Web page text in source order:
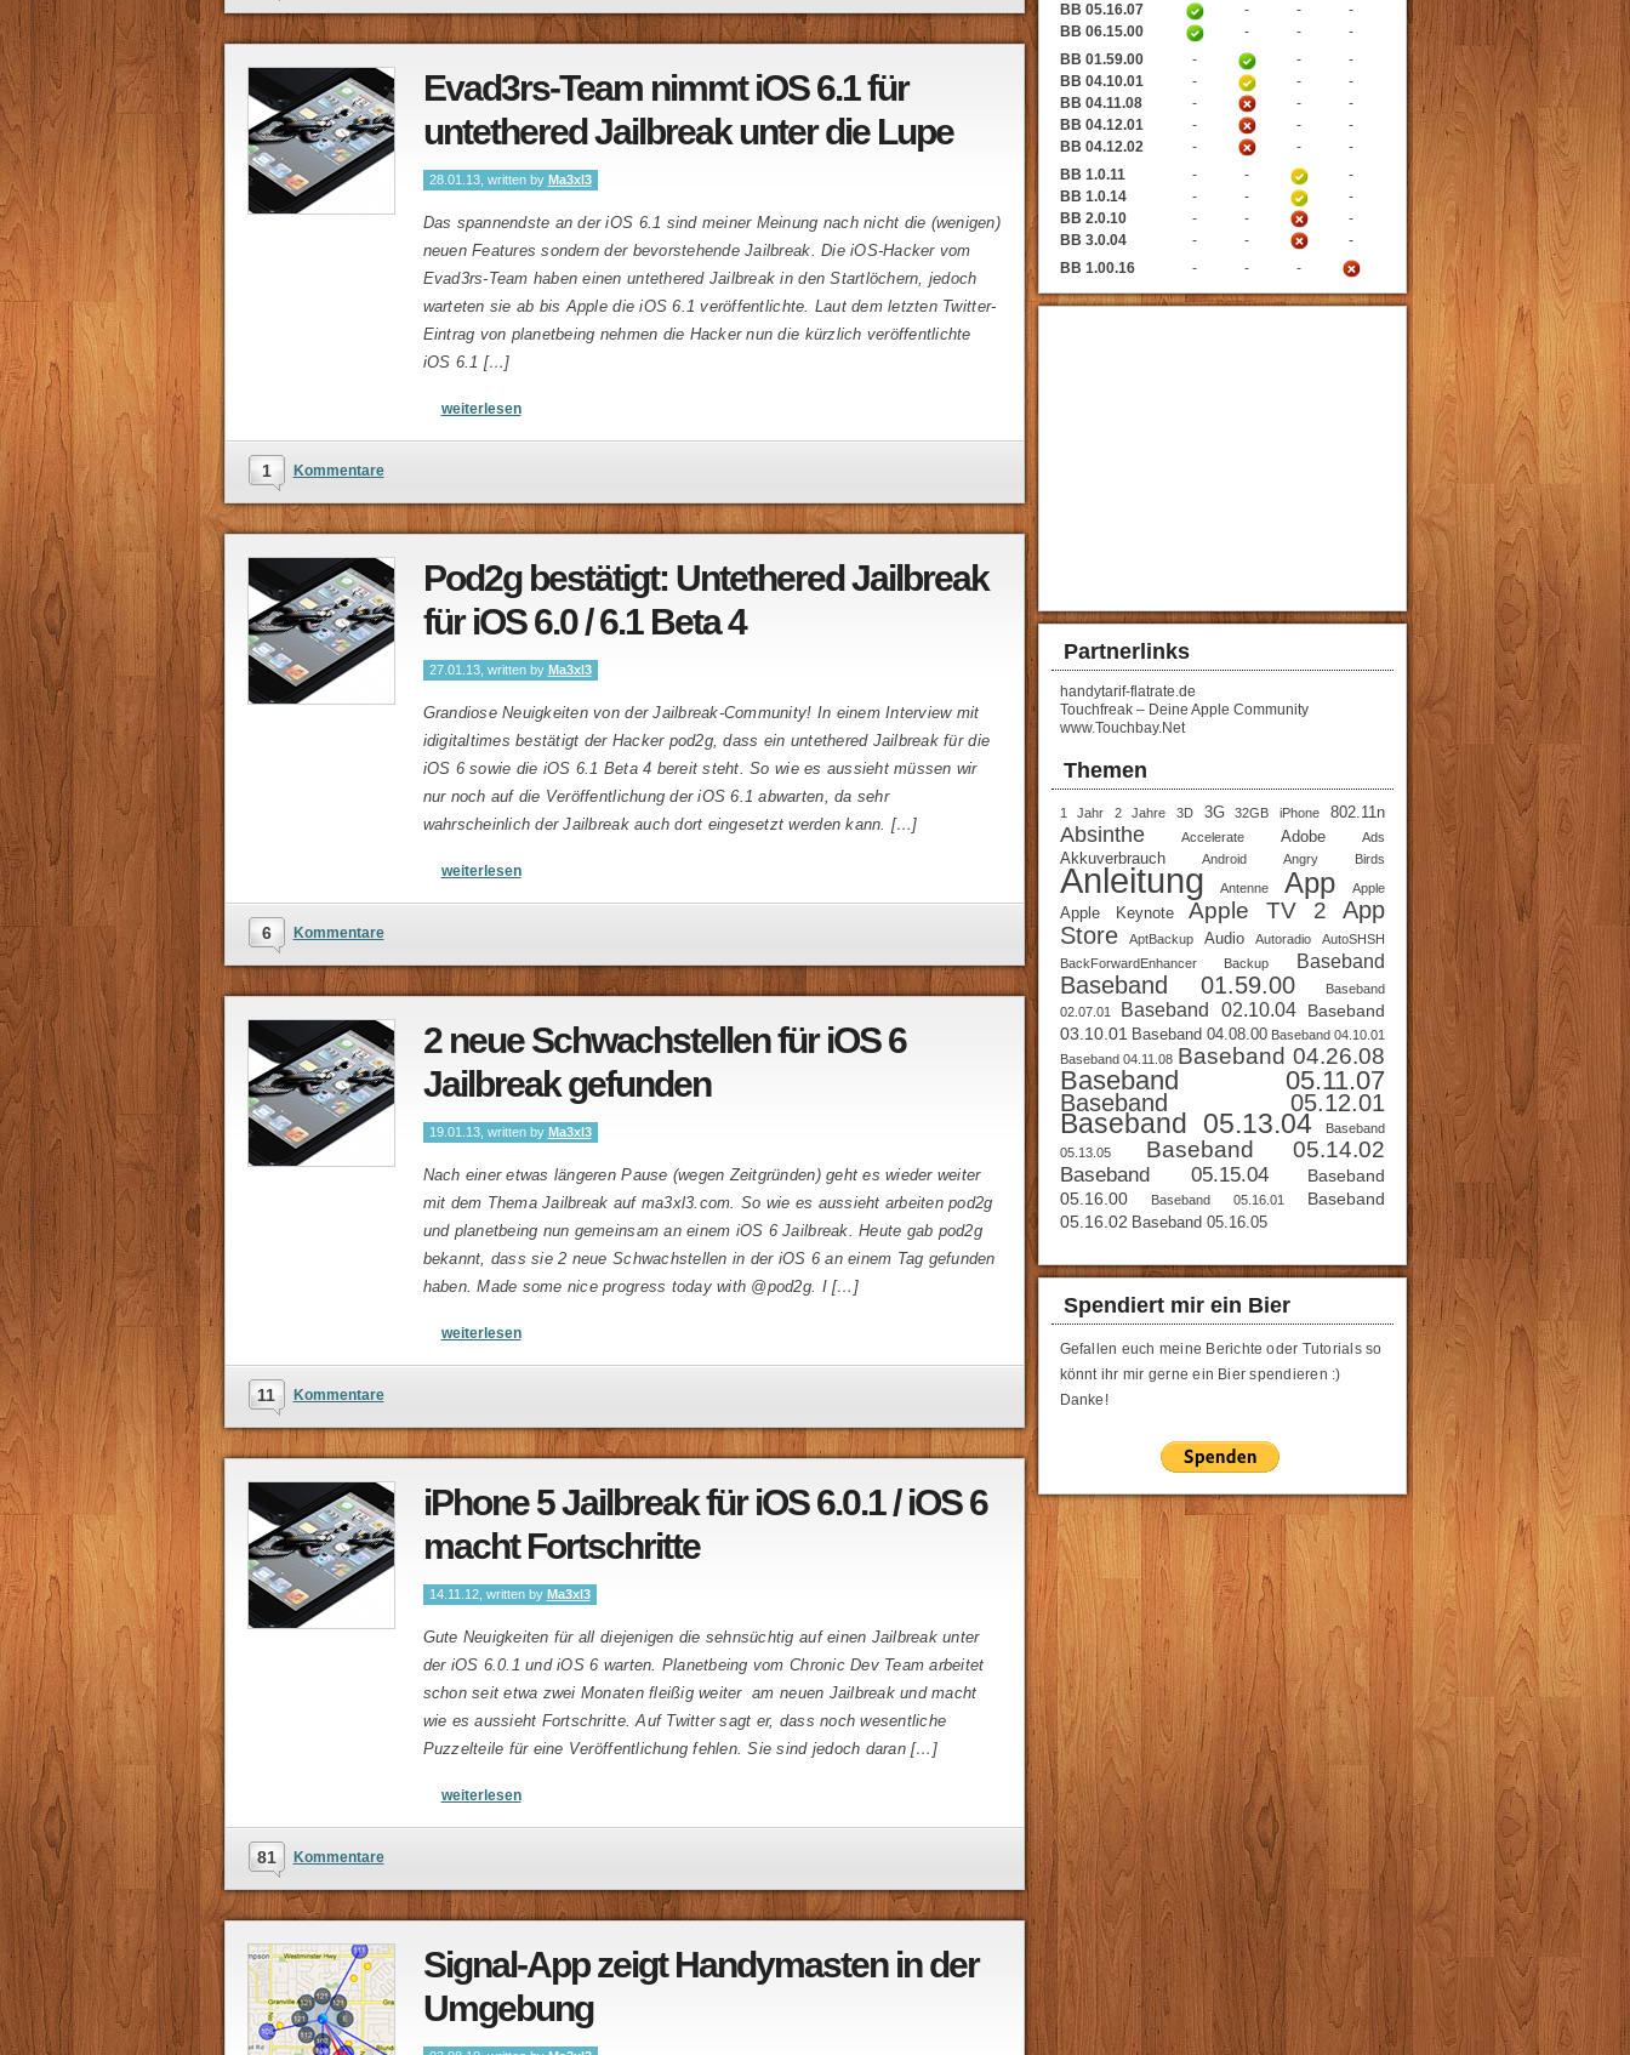
Evad3rs-Team nimmt iOS 6.1 für
untethered Jailbreak unter die Lupe
28.01.13, written by Ma3xl3
Das spannendste an der iOS 6.1 sind meiner Meinung nach nicht die (wenigen)
neuen Features sondern der bevorstehende Jailbreak. Die iOS-Hacker vom
Evad3rs-Team haben einen untethered Jailbreak in den Startlöchern, jedoch
warteten sie ab bis Apple die iOS 6.1 veröffentlichte. Laut dem letzten Twitter-
Eintrag von planetbeing nehmen die Hacker nun die kürzlich veröffentlichte
iOS 6.1 […]
weiterlesen
1 Kommentare
Pod2g bestätigt: Untethered Jailbreak
für iOS 6.0 / 6.1 Beta 4
27.01.13, written by Ma3xl3
Grandiose Neuigkeiten von der Jailbreak-Community! In einem Interview mit
idigitaltimes bestätigt der Hacker pod2g, dass ein untethered Jailbreak für die
iOS 6 sowie die iOS 6.1 Beta 4 bereit steht. So wie es aussieht müssen wir
nur noch auf die Veröffentlichung der iOS 6.1 abwarten, da sehr
wahrscheinlich der Jailbreak auch dort eingesetzt werden kann. […]
weiterlesen
6 Kommentare
2 neue Schwachstellen für iOS 6
Jailbreak gefunden
19.01.13, written by Ma3xl3
Nach einer etwas längeren Pause (wegen Zeitgründen) geht es wieder weiter
mit dem Thema Jailbreak auf ma3xl3.com. So wie es aussieht arbeiten pod2g
und planetbeing nun gemeinsam an einem iOS 6 Jailbreak. Heute gab pod2g
bekannt, dass sie 2 neue Schwachstellen in der iOS 6 an einem Tag gefunden
haben. Made some nice progress today with @pod2g. I […]
weiterlesen
11 Kommentare
iPhone 5 Jailbreak für iOS 6.0.1 / iOS 6
macht Fortschritte
14.11.12, written by Ma3xl3
Gute Neuigkeiten für all diejenigen die sehnsüchtig auf einen Jailbreak unter
der iOS 6.0.1 und iOS 6 warten. Planetbeing vom Chronic Dev Team arbeitet
schon seit etwa zwei Monaten fleißig weiter am neuen Jailbreak und macht
wie es aussieht Fortschritte. Auf Twitter sagt er, dass noch wesentliche
Puzzelteile für eine Veröffentlichung fehlen. Sie sind jedoch daran […]
weiterlesen
81 Kommentare
Signal-App zeigt Handymasten in der
Umgebung
BB 05.16.07
- -
-
BB 06.15.00
- -
-
BB 01.59.00
- -
-
BB 04.10.01
- -
-
BB 04.11.08
- -
-
BB 04.12.01
- -
-
BB 04.12.02
- -
-
BB 1.0.11
- -
-
BB 1.0.14
- -
-
BB 2.0.10
- -
-
BB 3.0.04
- -
-
BB 1.00.16
- - -
Partnerlinks
handytarif-flatrate.de
Touchfreak – Deine Apple Community
www.Touchbay.Net
Themen
1 Jahr 2 Jahre 3D 3G 32GB iPhone 802.11n
Absinthe Accelerate Adobe Ads
Akkuverbrauch Android Angry Birds
Anleitung Antenne App Apple
Apple Keynote Apple TV 2
App
Store
AptBackup Audio Autoradio
AutoSHSH
BackForwardEnhancer
Backup Baseband
Baseband 01.59.00
Baseband
02.07.01
Baseband 02.10.04
Baseband
03.10.01 Baseband 04.08.00 Baseband 04.10.01
Baseband 04.11.08 Baseband 04.26.08
Baseband 05.11.07
Baseband 05.12.01
Baseband 05.13.04
Baseband
05.13.05
Baseband 05.14.02
Baseband 05.15.04
Baseband
05.16.00
Baseband 05.16.01
Baseband
05.16.02 Baseband 05.16.05
Spendiert mir ein Bier
Gefallen euch meine Berichte oder Tutorials so
könnt ihr mir gerne ein Bier spendieren :)
Danke!